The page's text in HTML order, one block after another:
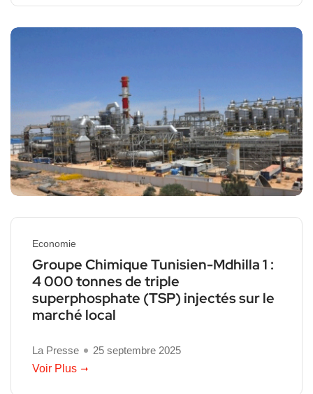
Economie
Groupe Chimique Tunisien-Mdhilla 1 :
4 000 tonnes de triple
superphosphate (TSP) injectés sur le
marché local
La Presse
25 septembre 2025
Voir Plus